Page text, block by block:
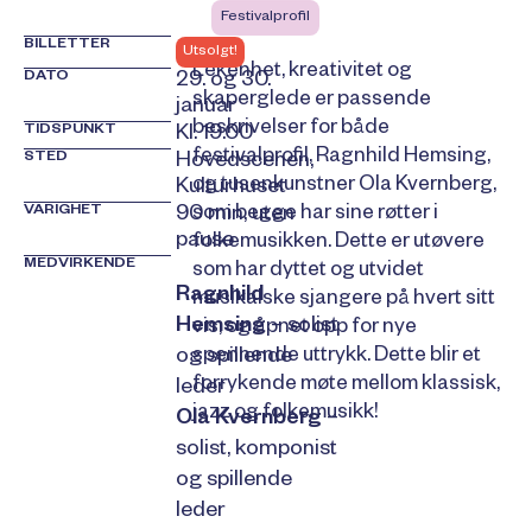
Festivalprofil
BILLETTER
Utsolgt!
DATO
29. og 30.
januar
TIDSPUNKT Kl. 19.00
STED
Hovedscenen,
Kulturhuset
VARIGHET
90 min, uten
pause
MEDVIRKENDE
Ragnhild
Hemsing– solist
og spillende
leder
Ola Kvernberg–
solist, komponist
og spillende
leder
Lekenhet, kreativitet og
skaperglede er passende
beskrivelser for både
festivalprofil, Ragnhild Hemsing,
og tusenkunstner Ola Kvernberg,
som begge har sine røtter i
folkemusikken. Dette er utøvere
som har dyttet og utvidet
musikalske sjangere på hvert sitt
vis, og åpnet opp for nye
spennende uttrykk. Dette blir et
forrykende møte mellom klassisk,
jazz og folkemusikk!